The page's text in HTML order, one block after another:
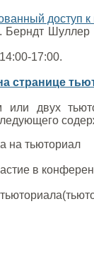
доступ
Берндт Шуллер
17:00.
странице
двух
на тьюториал
в